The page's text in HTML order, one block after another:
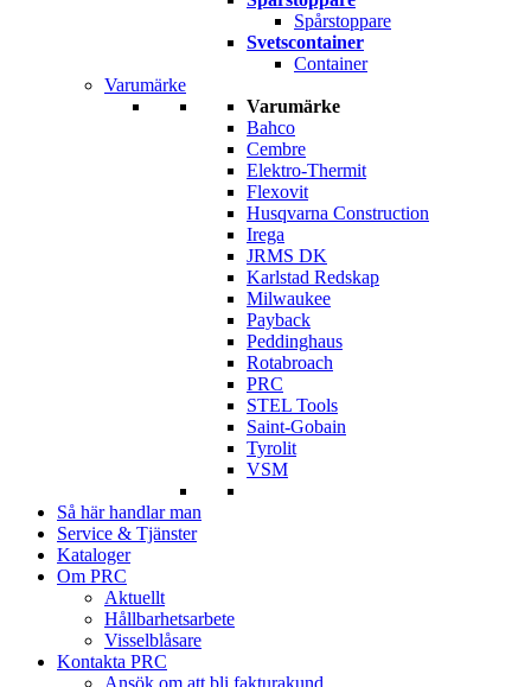
Spårstoppare
Svetscontainer
Container
Varumärke
Varumärke
Bahco
Cembre
Elektro-Thermit
Flexovit
Husqvarna Construction
Irega
JRMS DK
Karlstad Redskap
Milwaukee
Payback
Peddinghaus
Rotabroach
PRC
STEL Tools
Saint-Gobain
Tyrolit
VSM
Så här handlar man
Service & Tjänster
Kataloger
Om PRC
Aktuellt
Hållbarhetsarbete
Visselblåsare
Kontakta PRC
Ansök om att bli fakturakund